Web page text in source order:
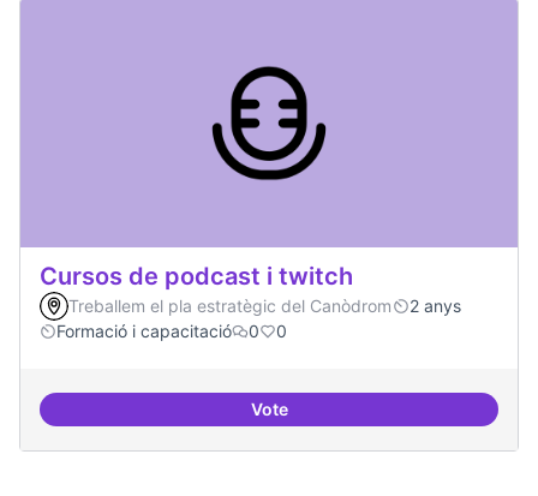
Cursos de podcast i twitch
Treballem el pla estratègic del Canòdrom
2 anys
Formació i capacitació
0 0
VoteCursos de podcast i twitch